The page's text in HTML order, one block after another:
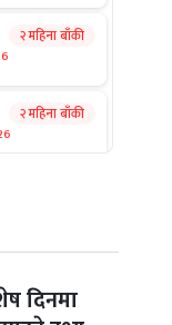
२ महिना बाँकी
२ महिना बाँकी
दिनमा